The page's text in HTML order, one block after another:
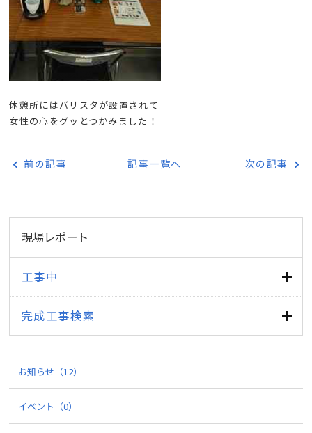
休憩所にはバリスタが設置されて
女性の心をグッとつかみました！
前の記事 記事一覧へ 次の記事
現場レポート
工事中
完成工事検索
お知らせ （12）
イベント （0）